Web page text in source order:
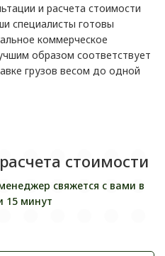
и расчета стоимости
специалисты готовы
коммерческое
образом соответствует
грузов весом до одной
стоимости
свяжется с вами в
15 минут